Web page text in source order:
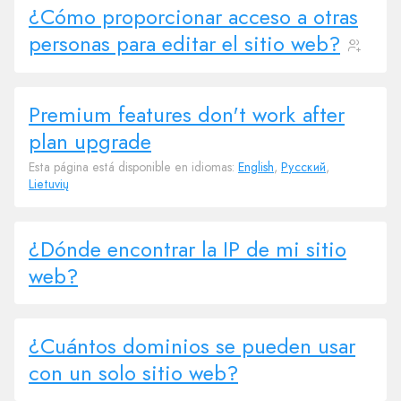
¿Cómo proporcionar acceso a otras
personas para editar el sitio web?
Premium features don't work after
plan upgrade
Esta página está disponible en idiomas: English, Русский,
Lietuvių
¿Dónde encontrar la IP de mi sitio
web?
¿Cuántos dominios se pueden usar
con un solo sitio web?